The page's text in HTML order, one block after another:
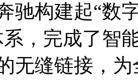
构建起“数字
，完成了智
无缝链接，